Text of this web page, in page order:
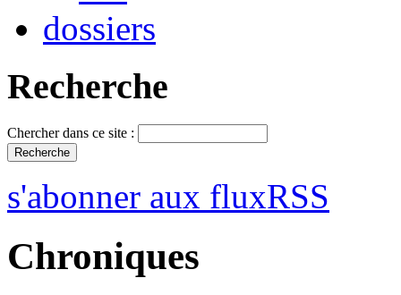
dossiers
Recherche
Chercher dans ce site :
s'abonner aux fluxRSS
Chroniques